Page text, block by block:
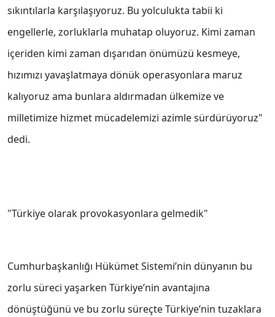
sıkıntılarla karşılaşıyoruz. Bu yolculukta tabii ki
engellerle, zorluklarla muhatap oluyoruz. Kimi zaman
içeriden kimi zaman dışarıdan önümüzü kesmeye,
hızımızı yavaşlatmaya dönük operasyonlara maruz
kalıyoruz ama bunlara aldırmadan ülkemize ve
milletimize hizmet mücadelemizi azimle sürdürüyoruz"
dedi.
"Türkiye olarak provokasyonlara gelmedik"
Cumhurbaşkanlığı Hükümet Sistemi’nin dünyanın bu
zorlu süreci yaşarken Türkiye’nin avantajına
dönüştüğünü ve bu zorlu süreçte Türkiye’nin tuzaklara